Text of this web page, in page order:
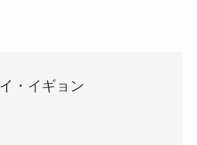
イ・イギョン